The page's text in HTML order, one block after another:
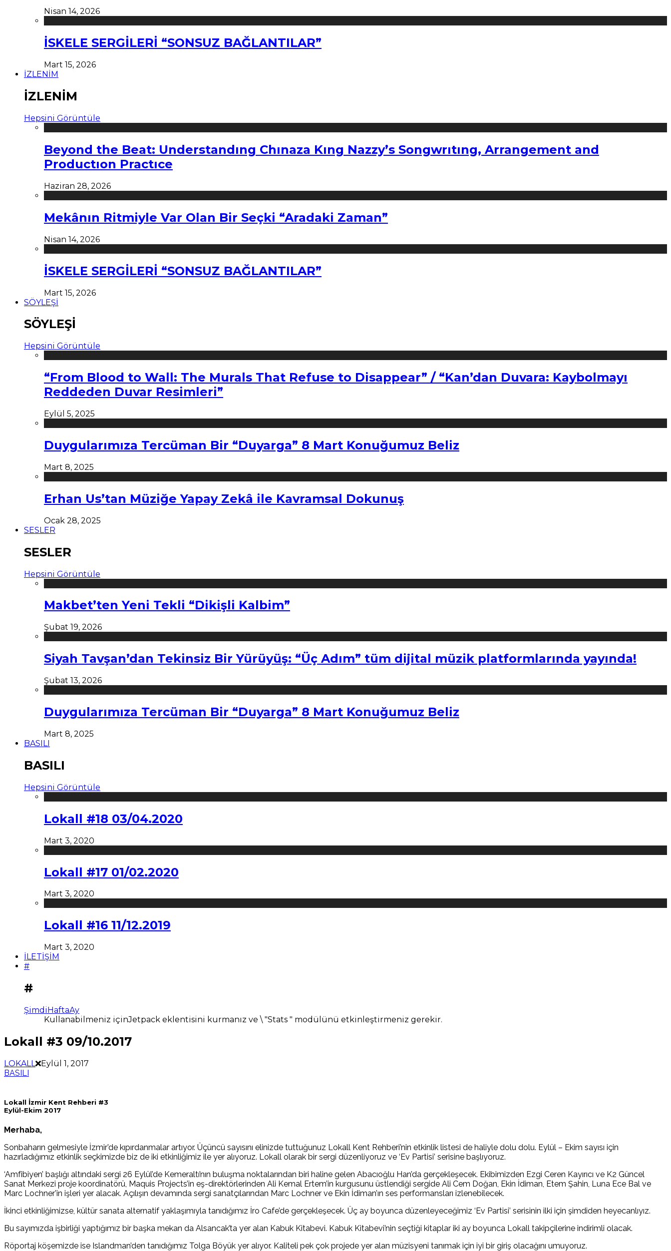
Nisan 14, 2026
İSKELE SERGİLERİ “SONSUZ BAĞLANTILAR”
Mart 15, 2026
İZLENİM
İZLENİM
Hepsini Görüntüle
Beyond the Beat: Understandıng Chınaza Kıng Nazzy’s Songwrıtıng, Arrangement and
Productıon Practıce
Haziran 28, 2026
Mekânın Ritmiyle Var Olan Bir Seçki “Aradaki Zaman”
Nisan 14, 2026
İSKELE SERGİLERİ “SONSUZ BAĞLANTILAR”
Mart 15, 2026
SÖYLEŞİ
SÖYLEŞİ
Hepsini Görüntüle
“From Blood to Wall: The Murals That Refuse to Disappear” / “Kan’dan Duvara: Kaybolmayı
Reddeden Duvar Resimleri”
Eylül 5, 2025
Duygularımıza Tercüman Bir “Duyarga” 8 Mart Konuğumuz Beliz
Mart 8, 2025
Erhan Us’tan Müziğe Yapay Zekâ ile Kavramsal Dokunuş
Ocak 28, 2025
SESLER
SESLER
Hepsini Görüntüle
Makbet’ten Yeni Tekli “Dikişli Kalbim”
Şubat 19, 2026
Siyah Tavşan’dan Tekinsiz Bir Yürüyüş: “Üç Adım” tüm dijital müzik platformlarında yayında!
Şubat 13, 2026
Duygularımıza Tercüman Bir “Duyarga” 8 Mart Konuğumuz Beliz
Mart 8, 2025
BASILI
BASILI
Hepsini Görüntüle
Lokall #18 03/04.2020
Mart 3, 2020
Lokall #17 01/02.2020
Mart 3, 2020
Lokall #16 11/12.2019
Mart 3, 2020
İLETİŞİM
#
#
ŞimdiHaftaAy
Kullanabilmeniz içinJetpack eklentisini kurmanız ve \ "Stats " modülünü etkinleştirmeniz gerekir.
Lokall #3 09/10.2017
LOKALL
Eylül 1, 2017
BASILI
Lokall İzmir Kent Rehberi #3
Eylül-Ekim 2017
Merhaba,
Sonbaharın gelmesiyle İzmir’de kıpırdanmalar artıyor. Üçüncü sayısını elinizde tuttuğunuz Lokall Kent Rehberi’nin etkinlik listesi de haliyle dolu dolu. Eylül – Ekim sayısı için
hazırladığımız etkinlik seçkimizde biz de iki etkinliğimiz ile yer alıyoruz. Lokall olarak bir sergi düzenliyoruz ve ‘Ev Partisi’ serisine başlıyoruz.
‘Amfibiyen’ başlığı altındaki sergi 26 Eylül’de Kemeraltı’nın buluşma noktalarından biri haline gelen Abacıoğlu Han’da gerçekleşecek. Ekibimizden Ezgi Ceren Kayırıcı ve K2 Güncel
Sanat Merkezi proje koordinatörü, Maquis Projects’in eş-direktörlerinden Ali Kemal Ertem’in kurgusunu üstlendiği sergide Ali Cem Doğan, Ekin İdiman, Etem Şahin, Luna Ece Bal ve
Marc Lochner’in işleri yer alacak. Açılışın devamında sergi sanatçılarından Marc Lochner ve Ekin İdiman’ın ses performansları izlenebilecek.
İkinci etkinliğimizse, kültür sanata alternatif yaklaşımıyla tanıdığımız İro Cafe’de gerçekleşecek. Üç ay boyunca düzenleyeceğimiz ‘Ev Partisi’ serisinin ilki için şimdiden heyecanlıyız.
Bu sayımızda işbirliği yaptığımız bir başka mekan da Alsancak’ta yer alan Kabuk Kitabevi. Kabuk Kitabevi’nin seçtiği kitaplar iki ay boyunca Lokall takipçilerine indirimli olacak.
Röportaj köşemizde ise Islandman’den tanıdığımız Tolga Böyük yer alıyor. Kaliteli pek çok projede yer alan müzisyeni tanımak için iyi bir giriş olacağını umuyoruz.